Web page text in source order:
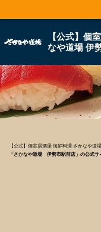
【公式】個
なや道場 伊
【公式】個室居酒屋 海鮮料理 さかなや道
「さかなや道場 伊勢市駅前店」の公式サ